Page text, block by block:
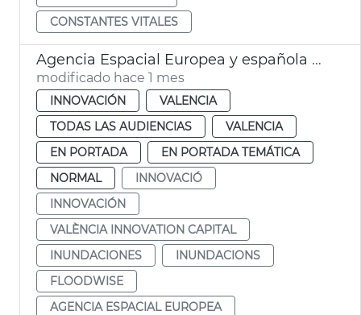
CONSTANTES VITALES
Agencia Espacial Europea y española seleccionan València para sistema de alerta de inundaciones
modificado hace 1 mes
INNOVACIÓN
VALENCIA
TODAS LAS AUDIENCIAS
VALENCIA
EN PORTADA
EN PORTADA TEMÁTICA
NORMAL
INNOVACIÓ
INNOVACIÓN
VALÈNCIA INNOVATION CAPITAL
INUNDACIONES
INUNDACIONS
FLOODWISE
AGENCIA ESPACIAL EUROPEA